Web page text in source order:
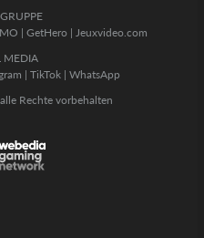
| GetHero | Jeuxvideo.com
MEDIA
| TikTok | WhatsApp
Rechte vorbehalten